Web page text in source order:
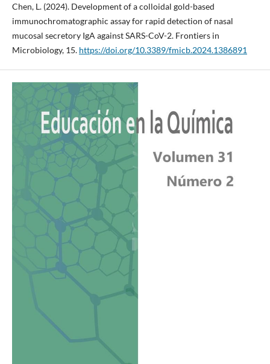
Chen, L. (2024). Development of a colloidal gold-based
immunochromatographic assay for rapid detection of nasal
mucosal secretory IgA against SARS-CoV-2. Frontiers in
Microbiology, 15. https://doi.org/10.3389/fmicb.2024.1386891